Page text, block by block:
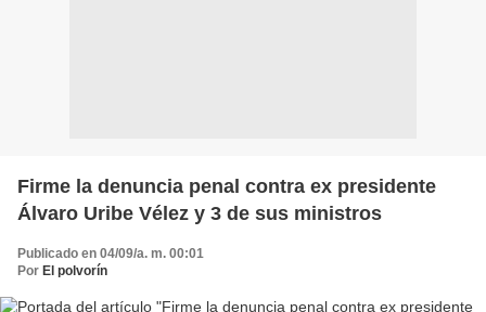
Firme la denuncia penal contra ex presidente
Álvaro Uribe Vélez y 3 de sus ministros
Publicado en 04/09/a. m. 00:01
Por El polvorín